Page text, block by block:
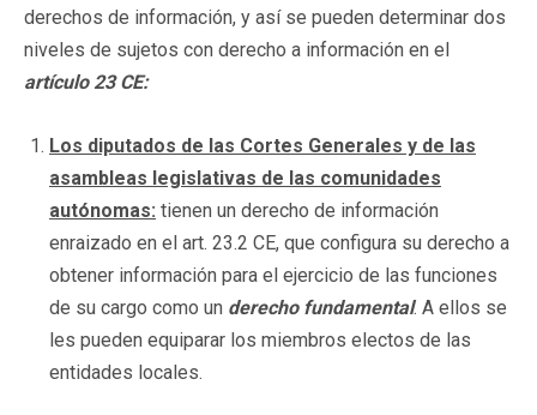
derechos de información, y así se pueden determinar dos
niveles de sujetos con derecho a información en el
artículo 23 CE:
Los diputados de las Cortes Generales y de las
asambleas legislativas de las comunidades
autónomas: tienen un derecho de información
enraizado en el art. 23.2 CE, que configura su derecho a
obtener información para el ejercicio de las funciones
de su cargo como un derecho fundamental. A ellos se
les pueden equiparar los miembros electos de las
entidades locales.